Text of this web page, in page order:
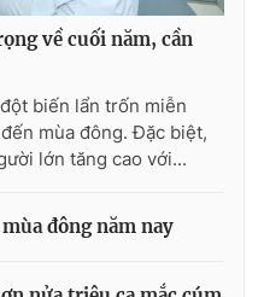
897
về cuối năm, cần
biến lẩn trốn miễn
mùa đông. Đặc biệt,
lớn tăng cao với...
đông năm nay